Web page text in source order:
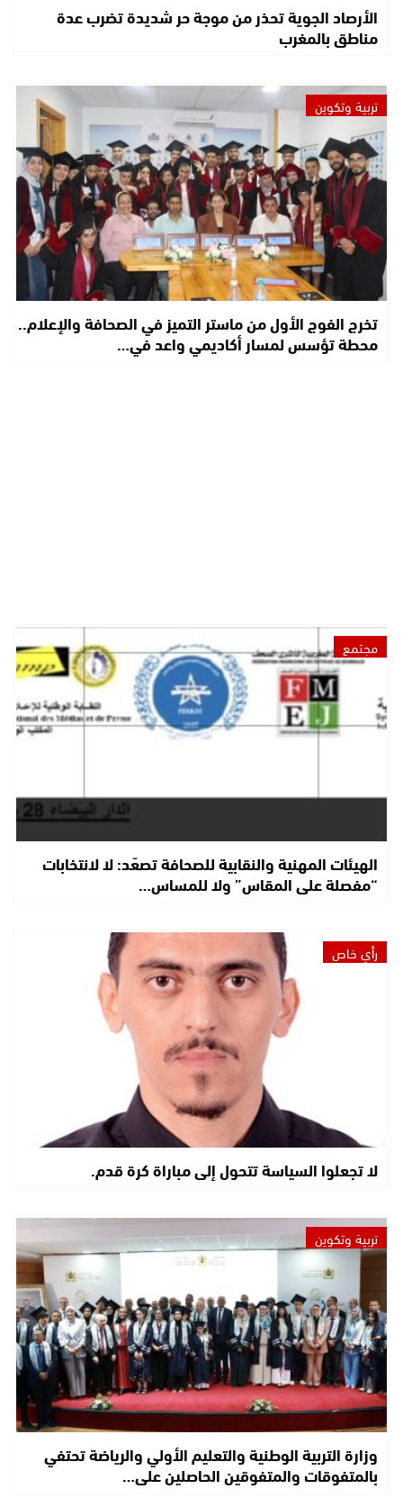
الأرصاد الجوية تحذر من موجة حر شديدة تضرب عدة
مناطق بالمغرب
تربية وتكوين
تخرج الفوج الأول من ماستر التميز في الصحافة والإعلام..
محطة تؤسس لمسار أكاديمي واعد في…
مجتمع
الهيئات المهنية والنقابية للصحافة تصعّد: لا لانتخابات
“مفصلة على المقاس” ولا للمساس…
رأي خاص
لا تجعلوا السياسة تتحول إلى مباراة كرة قدم.
تربية وتكوين
وزارة التربية الوطنية والتعليم الأولي والرياضة تحتفي
بالمتفوقات والمتفوقين الحاصلين على…